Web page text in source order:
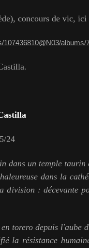
concours de vic,
albums/
.
24
dans un temple
dans la
division : décevante
torero depuis l'aube
la résistance